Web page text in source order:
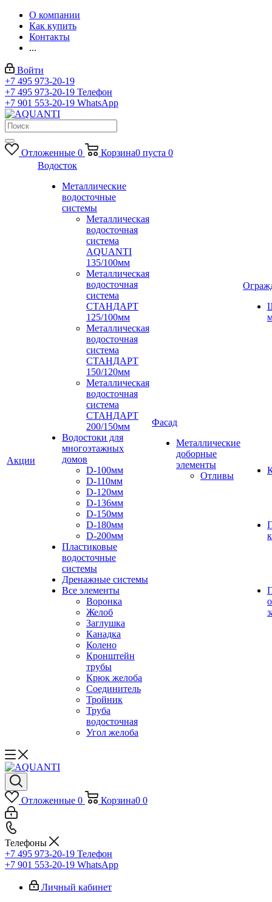
О компании
Как купить
Контакты
...
Войти
+7 495 973-20-19
+7 495 973-20-19 Телефон
+7 901 553-20-19 WhatsApp
Отложенные 0 Корзина0 пуста 0
Акции
Водосток
Металлические
водосточные
системы
Металлическая
водосточная
система
AQUANTI
135/100мм
Металлическая
водосточная
система
СТАНДАРТ
125/100мм
Металлическая
водосточная
система
СТАНДАРТ
150/120мм
Металлическая
водосточная
система
СТАНДАРТ
200/150мм
Водостоки для
многоэтажных
домов
D-100мм
D-110мм
D-120мм
D-136мм
D-150мм
D-180мм
D-200мм
Пластиковые
водосточные
системы
Дренажные системы
Все элементы
Воронка
Желоб
Заглушка
Канадка
Колено
Кронштейн
трубы
Крюк желоба
Соединитель
Тройник
Труба
водосточная
Угол желоба
Фасад
Металлические
доборные
элементы
Отливы
Отложенные 0 Корзина0 0
Телефоны
+7 495 973-20-19 Телефон
+7 901 553-20-19 WhatsApp
Личный кабинет